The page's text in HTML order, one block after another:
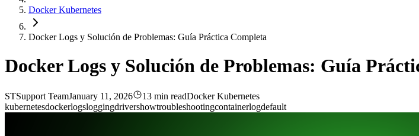
Docker Kubernetes
Docker Logs y Solución de Problemas: Guía Práctica Completa
Docker Logs y Solución de Problemas: Guía
STSupport TeamJanuary 11, 2026 13 min readDocker Kubernetes
kubernetesdockerlogsloggingdrivershowtroubleshootingcontainerlogdefault